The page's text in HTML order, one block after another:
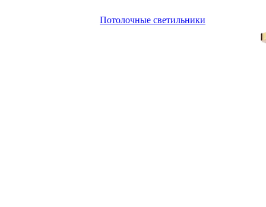
Потолочные светильники